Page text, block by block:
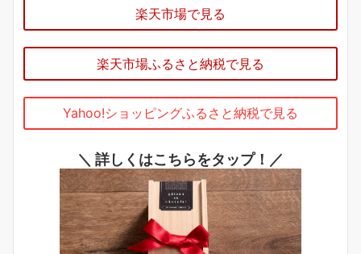
楽天市場で見る
楽天市場ふるさと納税で見る
Yahoo!ショッピングふるさと納税で見る
＼ 詳しくはこちらをタップ！／